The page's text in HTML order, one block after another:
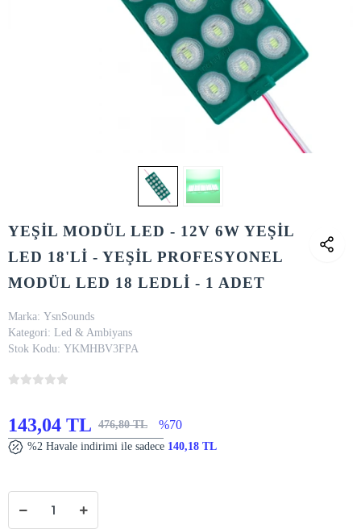
YEŞİL MODÜL LED - 12V 6W YEŞİL
LED 18'Lİ - YEŞİL PROFESYONEL
MODÜL LED 18 LEDLİ - 1 ADET
Marka: YsnSounds
Kategori: Led & Ambiyans
Stok Kodu: YKMHBV3FPA
143,04 TL 476,80 TL %70
%2 Havale indirimi ile sadece 140,18 TL